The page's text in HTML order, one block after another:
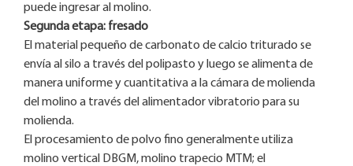
puede ingresar al molino.
Segunda etapa: fresado
El material pequeño de carbonato de calcio triturado se
envía al silo a través del polipasto y luego se alimenta de
manera uniforme y cuantitativa a la cámara de molienda
del molino a través del alimentador vibratorio para su
molienda.
El procesamiento de polvo fino generalmente utiliza
molino vertical DBGM, molino trapecio MTM; el